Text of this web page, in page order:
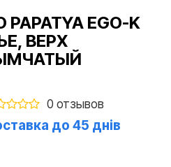
EGO-K
ВЕРХ
0 отзывов
до 45 днів